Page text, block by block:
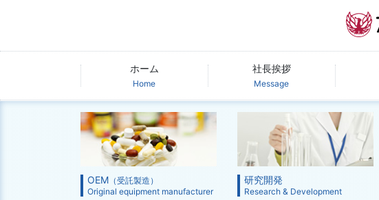
ホーム
Home
社長挨拶
Message
OEM（受託製造）
Original equipment manufacturer
研究開発
Research & Development